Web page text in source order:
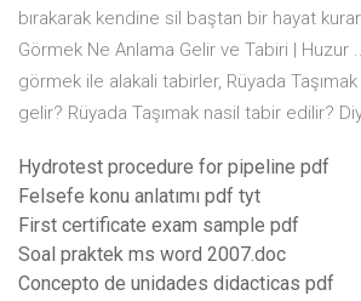
bırakarak kendine sil baştan bir hayat
Görmek Ne Anlama Gelir ve Tabiri | Huzur
görmek ile alakali tabirler, Rüyada
gelir? Rüyada Taşımak nasil tabir edilir?
Hydrotest procedure for pipeline pdf
Felsefe konu anlatımı pdf tyt
First certificate exam sample pdf
Soal praktek ms word 2007.doc
Concepto de unidades didacticas pdf